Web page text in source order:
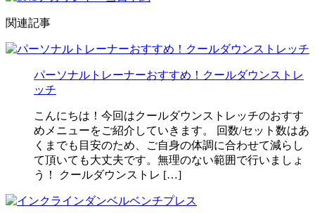
関連記事
パーソナルトレーナーおすすめ！クールダウンストレ
ッチ
こんにちは！今回はクールダウンストレッチのおすす
めメニューをご紹介していきます。 回数/セット数はあ
くまでも目安のため、ご自身の体調に合わせて減らし
て頂いても大丈夫です。無理のない範囲で行いましょ
う！ クールダウンストレ […]